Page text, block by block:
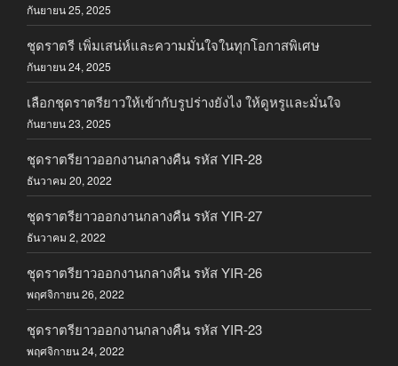
กันยายน 25, 2025
ชุดราตรี เพิ่มเสน่ห์และความมั่นใจในทุกโอกาสพิเศษ
กันยายน 24, 2025
เลือกชุดราตรียาวให้เข้ากับรูปร่างยังไง ให้ดูหรูและมั่นใจ
กันยายน 23, 2025
ชุดราตรียาวออกงานกลางคืน รหัส YIR-28
ธันวาคม 20, 2022
ชุดราตรียาวออกงานกลางคืน รหัส YIR-27
ธันวาคม 2, 2022
ชุดราตรียาวออกงานกลางคืน รหัส YIR-26
พฤศจิกายน 26, 2022
ชุดราตรียาวออกงานกลางคืน รหัส YIR-23
พฤศจิกายน 24, 2022